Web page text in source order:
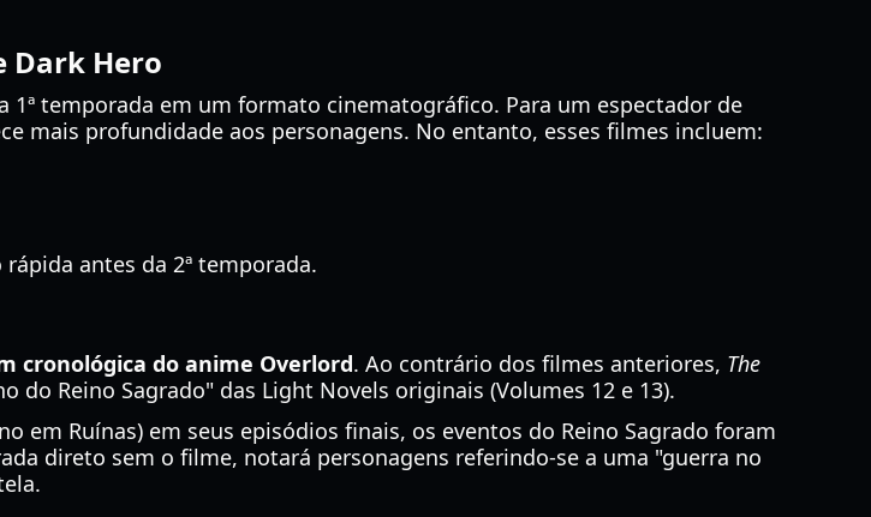
Dark Hero
1ª temporada em um formato cinematográfico. Para um espectador de
mais profundidade aos personagens. No entanto, esses filmes incluem:
antes da 2ª temporada.
cronológica do anime Overlord. Ao contrário dos filmes anteriores, The
do Reino Sagrado" das Light Novels originais (Volumes 12 e 13).
em Ruínas) em seus episódios finais, os eventos do Reino Sagrado foram
direto sem o filme, notará personagens referindo-se a uma "guerra no